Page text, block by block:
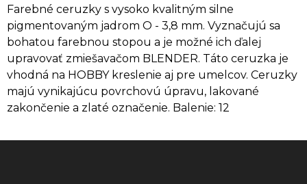
Farebné ceruzky s vysoko kvalitným silne
pigmentovaným jadrom O - 3,8 mm. Vyznačujú sa
bohatou farebnou stopou a je možné ich ďalej
upravovať zmiešavačom BLENDER. Táto ceruzka je
vhodná na HOBBY kreslenie aj pre umelcov. Ceruzky
majú vynikajúcu povrchovú úpravu, lakované
zakončenie a zlaté označenie. Balenie: 12